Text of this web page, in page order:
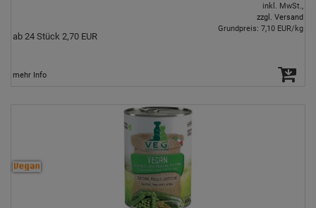
inkl. MwSt.,
zzgl. Versand
ab 24 Stück 2,70 EUR
Grundpreis: 7,10 EUR/kg
mehr Info